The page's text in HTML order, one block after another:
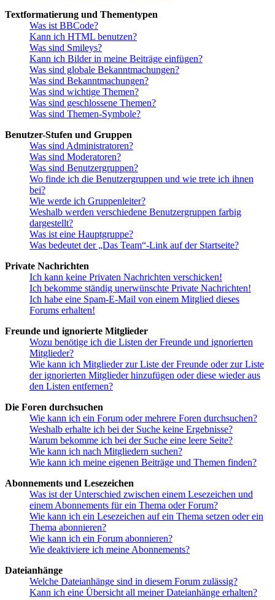
Textformatierung und Thementypen
Was ist BBCode?
Kann ich HTML benutzen?
Was sind Smileys?
Kann ich Bilder in meine Beiträge einfügen?
Was sind globale Bekanntmachungen?
Was sind Bekanntmachungen?
Was sind wichtige Themen?
Was sind geschlossene Themen?
Was sind Themen-Symbole?
Benutzer-Stufen und Gruppen
Was sind Administratoren?
Was sind Moderatoren?
Was sind Benutzergruppen?
Wo finde ich die Benutzergruppen und wie trete ich ihnen
bei?
Wie werde ich Gruppenleiter?
Weshalb werden verschiedene Benutzergruppen farbig
dargestellt?
Was ist eine Hauptgruppe?
Was bedeutet der „Das Team“-Link auf der Startseite?
Private Nachrichten
Ich kann keine Privaten Nachrichten verschicken!
Ich bekomme ständig unerwünschte Private Nachrichten!
Ich habe eine Spam-E-Mail von einem Mitglied dieses
Forums erhalten!
Freunde und ignorierte Mitglieder
Wozu benötige ich die Listen der Freunde und ignorierten
Mitglieder?
Wie kann ich Mitglieder zur Liste der Freunde oder zur Liste
der ignorierten Mitglieder hinzufügen oder diese wieder aus
den Listen entfernen?
Die Foren durchsuchen
Wie kann ich ein Forum oder mehrere Foren durchsuchen?
Weshalb erhalte ich bei der Suche keine Ergebnisse?
Warum bekomme ich bei der Suche eine leere Seite?
Wie kann ich nach Mitgliedern suchen?
Wie kann ich meine eigenen Beiträge und Themen finden?
Abonnements und Lesezeichen
Was ist der Unterschied zwischen einem Lesezeichen und
einem Abonnements für ein Thema oder Forum?
Wie kann ich ein Lesezeichen auf ein Thema setzen oder ein
Thema abonnieren?
Wie kann ich ein Forum abonnieren?
Wie deaktiviere ich meine Abonnements?
Dateianhänge
Welche Dateianhänge sind in diesem Forum zulässig?
Kann ich eine Übersicht all meiner Dateianhänge erhalten?